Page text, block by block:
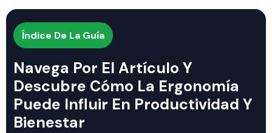
Índice De La Guía
Navega Por El Artículo Y
Descubre Cómo La Ergonomía
Puede Influir En Productividad Y
Bienestar